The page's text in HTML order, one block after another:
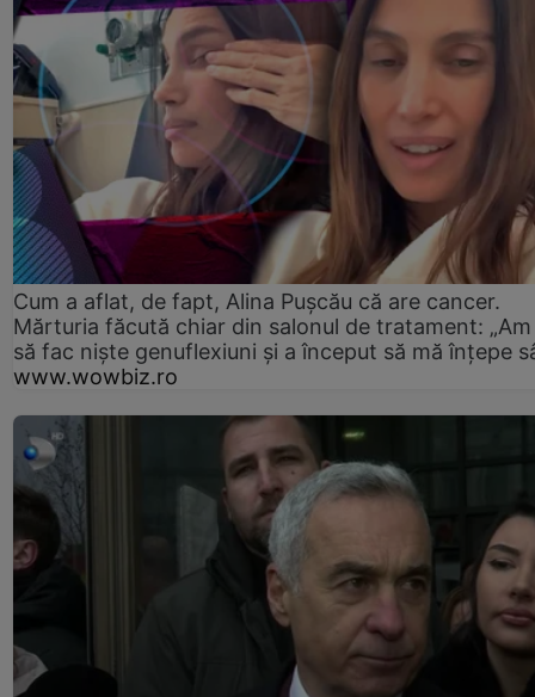
Cum a aflat, de fapt, Alina Pușcău că are cancer.
Mărturia făcută chiar din salonul de tratament:
să fac niște genuflexiuni și a început să mă înțepe
www.wowbiz.ro